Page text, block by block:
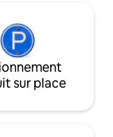
sur place